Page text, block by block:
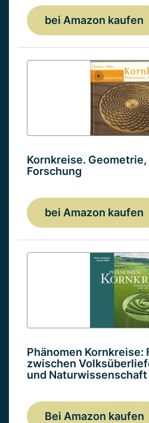
bei Amazon kaufen
Kornkreise. Geometrie,
Forschung
bei Amazon kaufen
Phänomen Kornkreise:
zwischen
und Naturwissenschaft
Bei Amazon kaufen